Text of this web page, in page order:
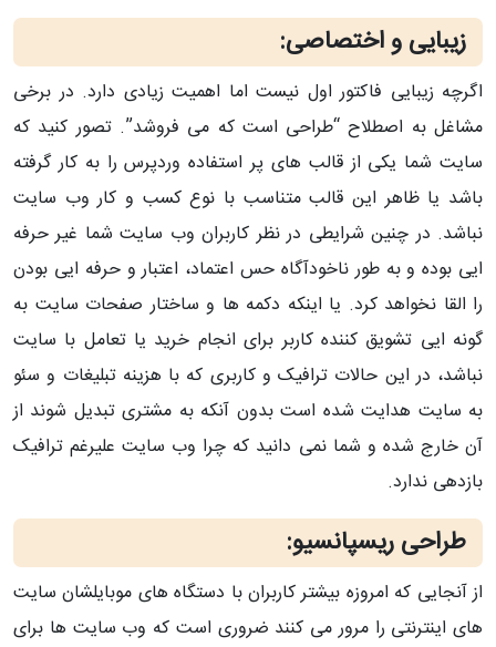
زیبایی و اختصاصی:
اگرچه زیبایی فاکتور اول نیست اما اهمیت زیادی دارد. در برخی
مشاغل به اصطلاح “طراحی است که می فروشد”. تصور کنید که
سایت شما یکی از قالب های پر استفاده وردپرس را به کار گرفته
باشد یا ظاهر این قالب متناسب با نوع کسب و کار وب سایت
نباشد. در چنین شرایطی در نظر کاربران وب سایت شما غیر حرفه
ایی بوده و به طور ناخودآگاه حس اعتماد، اعتبار و حرفه ایی بودن
را القا نخواهد کرد. یا اینکه دکمه ها و ساختار صفحات سایت به
گونه ایی تشویق کننده کاربر برای انجام خرید یا تعامل با سایت
نباشد، در این حالات ترافیک و کاربری که با هزینه تبلیغات و سئو
به سایت هدایت شده است بدون آنکه به مشتری تبدیل شوند از
آن خارج شده و شما نمی دانید که چرا وب سایت علیرغم ترافیک
بازدهی ندارد.
طراحی ریسپانسیو:
از آنجایی که امروزه بیشتر کاربران با دستگاه های موبایلشان سایت
های اینترنتی را مرور می کنند ضروری است که وب سایت ها برای